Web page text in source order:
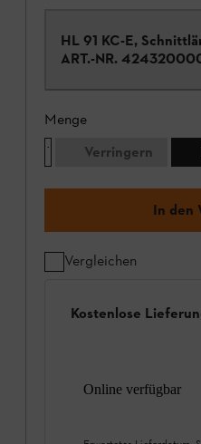
HL 91 KC-E,
ART.-NR.
Menge
Verringern
In den
Vergleichen
Kostenlose
Online verfügbar